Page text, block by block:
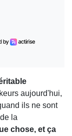
aujourd'hui,
ils ne sont
la
chose, et ça